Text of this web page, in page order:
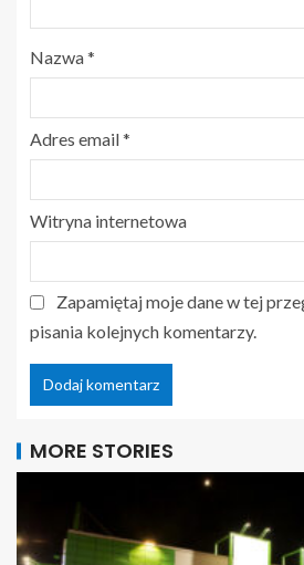
Nazwa*
Adres email*
Witryna internetowa
Zapamiętaj moje dane w tej
pisania kolejnych komentarzy.
MORE STORIES